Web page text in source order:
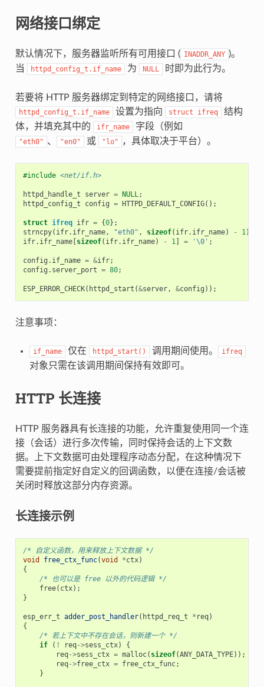
网络接口绑定
默认情况下，服务器监听所有可用接口 ( INADDR_ANY )。
当
httpd_config_t.if_name 为 NULL 时即为此行为。
若要将 HTTP 服务器绑定到特定的网络接口，请将
httpd_config_t.if_name 设置为指向 struct ifreq
结构
体，并填充其中的
ifr_name 字段（例如
"eth0" 、 "en0" 或 "lo" ，具体取决于平台）。
#include <net/if.h>
httpd_handle_t server = NULL;
httpd_config_t
config = HTTPD_DEFAULT_CONFIG();
struct ifreq ifr = {0};
strncpy( ifr. ifr_name, "eth0" , sizeof( ifr. ifr_name) - 1);
ifr. ifr_name[sizeof( ifr. ifr_name) - 1] = '\0' ;
config . if_name = &ifr;
config . server_port = 80;
ESP_ERROR_CHECK( httpd_start (&server, &config ));
注意事项：
if_name 仅在 httpd_start() 调用期间使用。 ifreq
对象只需在该调用期间保持有效即可。
HTTP 长连接
HTTP 服务器具有长连接的功能，允许重复使用同一个连
接（会话）进行多次传输，同时保持会话的上下文数
据。上下文数据可由处理程序动态分配，在这种情况下
需要提前指定好自定义的回调函数，以便在连接/会话被
关闭时释放这部分内存资源。
长连接示例
/* 自定义函数，用来释放上下文数据 */
void
free_ctx_func(void *ctx)
{
/* 也可以是 free 以外的代码逻辑 */
free( ctx);
}
esp_err_t adder_post_handler( httpd_req_t * req)
{
/* 若上下文中不存在会话，则新建一个 */
if
( ! req->sess_ctx)
{
req->sess_ctx = malloc( sizeof(ANY_DATA_TYPE));
req->free_ctx = free_ctx_func;
}